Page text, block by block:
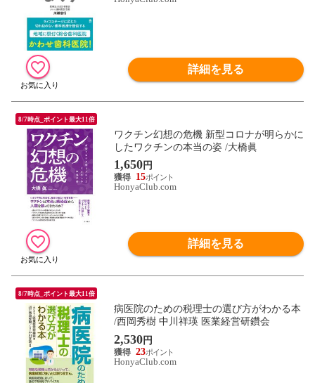
詳細を見る
8/7時点_ポイント最大11倍
ワクチン幻想の危機 新型コロナが明らかに
したワクチンの本当の姿 /大橋眞
1,650円
15
HonyaClub.com
詳細を見る
8/7時点_ポイント最大11倍
病医院のための税理士の選び方がわかる本
/西岡秀樹 中川祥瑛 医業経営研鑽会
2,530円
23
HonyaClub.com